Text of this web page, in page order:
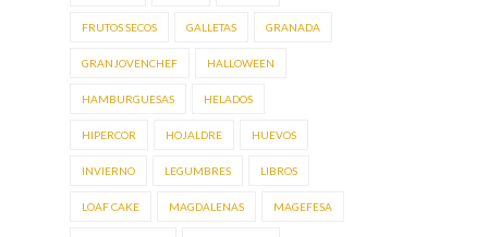
FRUTOS SECOS GALLETAS GRANADA
GRANJOVENCHEF HALLOWEEN
HAMBURGUESAS HELADOS
HIPERCOR HOJALDRE HUEVOS
INVIERNO LEGUMBRES LIBROS
LOAF CAKE MAGDALENAS MAGEFESA